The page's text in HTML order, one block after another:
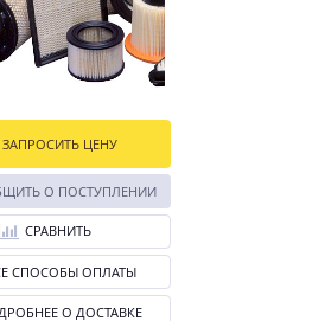
ЗАПРОСИТЬ ЦЕНУ
О ПОСТУПЛЕНИИ
СРАВНИТЬ
СПОСОБЫ ОПЛАТЫ
О ДОСТАВКЕ